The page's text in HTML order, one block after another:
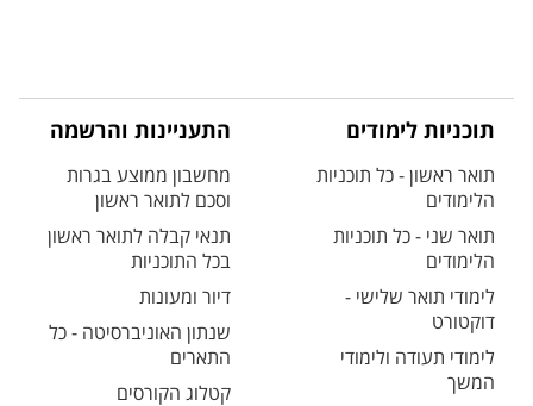
תוכניות לימודים
תואר ראשון - כל תוכניות
הלימודים
תואר שני - כל תוכניות
הלימודים
לימודי תואר שלישי -
דוקטורט
לימודי תעודה ולימודי
המשך
התעניינות והרשמה
מחשבון ממוצע בגרות
וסכם לתואר ראשון
תנאי קבלה לתואר ראשון
בכל התוכניות
דיור ומעונות
שנתון האוניברסיטה - כל
התארים
קטלוג הקורסים